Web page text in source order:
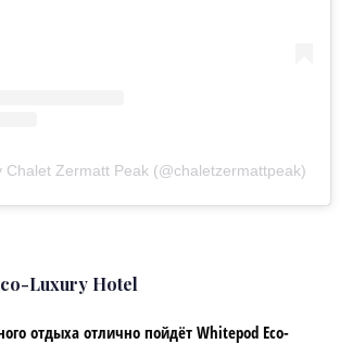
Chalet Zermatt Peak (@chaletzermattpeak)
Luxury Hotel
отдыха отлично пойдёт Whitepod Eco-